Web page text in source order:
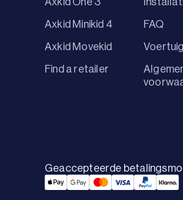
Axkid Minikid 4
Axkid Movekid
Find a retailer
FAQ
Geaccepteerde
Applepay Payment
Googlepay Payment
Mastercard
Visa Payment
Paypal